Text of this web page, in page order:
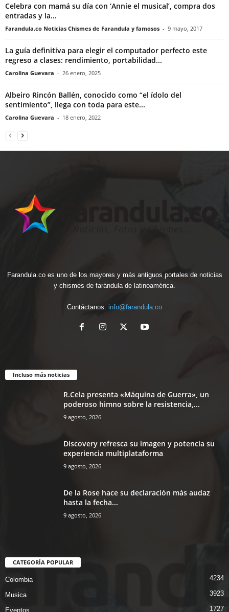
Celebra con mamá su día con ‘Annie el musical’, compra dos
entradas y la...
Farandula.co Noticias Chismes de Farandula y famosos - 9 mayo, 2017
La guía definitiva para elegir el computador perfecto este
regreso a clases: rendimiento, portabilidad...
Carolina Guevara - 26 enero, 2025
Albeiro Rincón Ballén, conocido como “el ídolo del
sentimiento”, llega con toda para este...
Carolina Guevara - 18 enero, 2022
Farandula.co es uno de los mayores y más antiguos portales de noticias
y chismes de farándula de latinoamérica.
Contáctanos: info@farandula.co
Incluso más noticias
R.Cela presenta «Máquina de Guerra», un
poderoso himno sobre la resistencia,...
9 agosto, 2026
Discovery refresca su imagen y potencia su
experiencia multiplataforma
9 agosto, 2026
De la Rose hace su declaración más audaz
hasta la fecha...
9 agosto, 2026
CATEGORÍA POPULAR
Colombia 4234
Musica 3923
Eventos 1727